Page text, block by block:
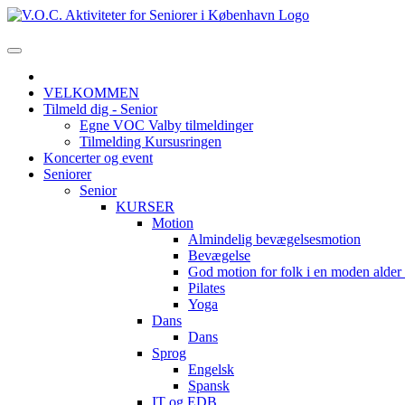
VELKOMMEN
Tilmeld dig - Senior
Egne VOC Valby tilmeldinger
Tilmelding Kursusringen
Koncerter og event
Seniorer
Senior
KURSER
Motion
Almindelig bevægelsesmotion
Bevægelse
God motion for folk i en moden
Pilates
Yoga
Dans
Dans
Sprog
Engelsk
Spansk
IT og EDB